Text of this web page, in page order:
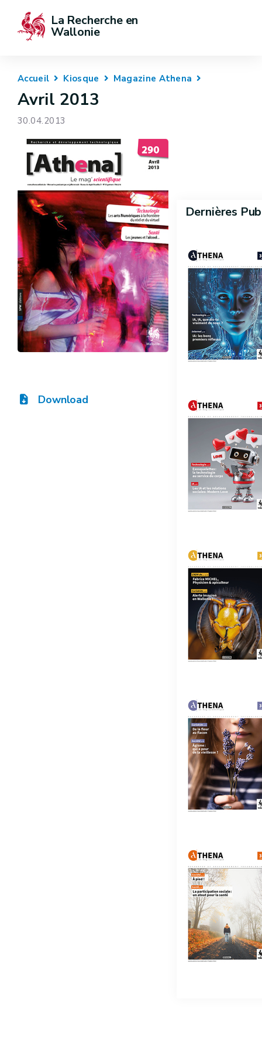
La Recherche en
Wallonie
Accueil Kiosque Magazine Athena
Avril 2013
30.04.2013
Download
Dernières